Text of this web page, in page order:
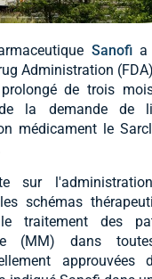
Sanofia
Administration
de trois
la demande de
médicament le
sur
schémas
traitement des
(MM) dans